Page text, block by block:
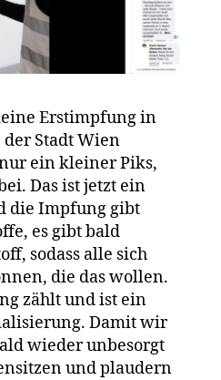
Erstimpfung in
Stadt Wien
ein kleiner Piks,
Das ist jetzt ein
die Impfung gibt
es gibt bald
sodass alle sich
die das wollen.
zählt und ist ein
Damit wir
wieder unbesorgt
und plaudern